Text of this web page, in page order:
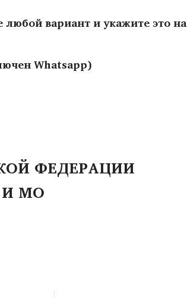
вариант и укажите это
Whatsapp)
ФЕДЕРАЦИИ
И МО